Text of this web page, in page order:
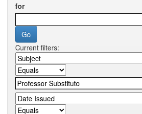
for
Current filters: